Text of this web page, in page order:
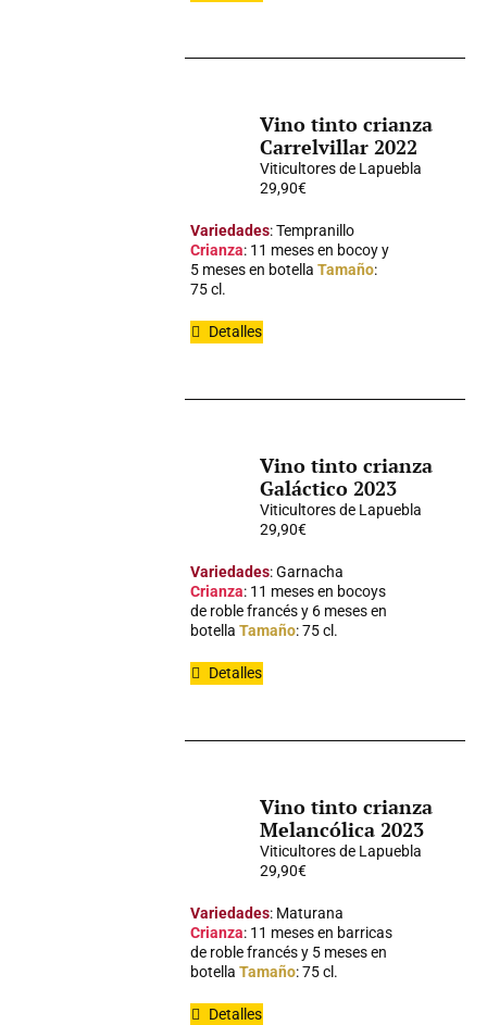
Vino tinto crianza
Carrelvillar 2022
Viticultores de Lapuebla
29,90€
Variedades: Tempranillo
Crianza: 11 meses en bocoy y
5 meses en botella Tamaño:
75 cl.
Detalles
Vino tinto crianza
Galáctico 2023
Viticultores de Lapuebla
29,90€
Variedades: Garnacha
Crianza: 11 meses en bocoys
de roble francés y 6 meses en
botella Tamaño: 75 cl.
Detalles
Vino tinto crianza
Melancólica 2023
Viticultores de Lapuebla
29,90€
Variedades: Maturana
Crianza: 11 meses en barricas
de roble francés y 5 meses en
botella Tamaño: 75 cl.
Detalles